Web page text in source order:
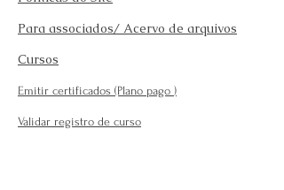
Para associados/ Acervo de arquivos
Cursos
Emitir certificados (Plano pago )
Validar registro de curso